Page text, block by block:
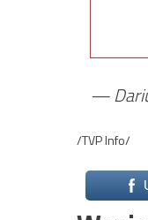
—
/TVP Info/